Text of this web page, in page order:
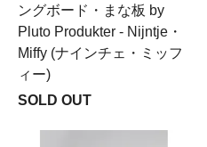
ングボード・まな板 by
Pluto Produkter - Nijntje・
Miffy (ナインチェ・ミッフ
ィー)
SOLD OUT